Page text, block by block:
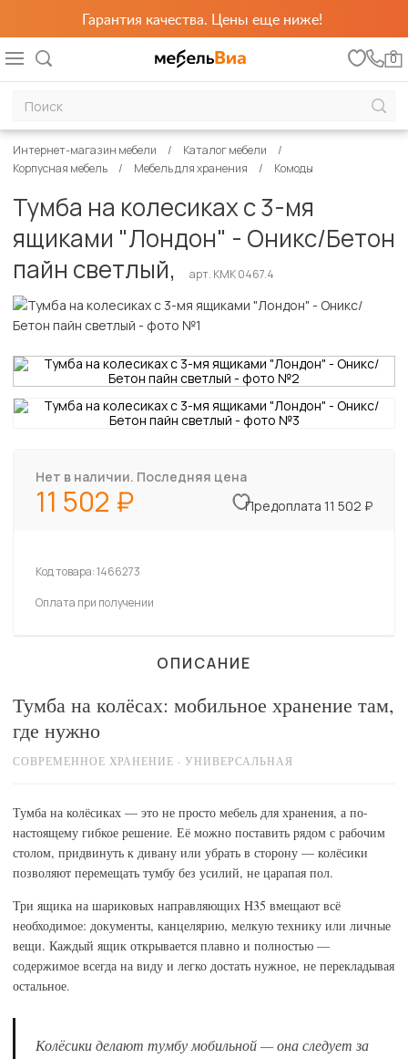
Гарантия качества. Цены еще ниже!
0
Интернет-магазин мебели
Каталог мебели
Корпусная мебель
Мебель для хранения Комоды
Тумба на колесиках с 3-мя
ящиками "Лондон" - Оникс/Бетон
пайн светлый,
арт. КМК 0467.4
Нет в наличии. Последняя цена
11 502 Предоплата 11 502 ₽
Код товара:1466273
Оплата при получении
ОПИСАНИЕ
Тумба на колёсах: мобильное хранение там,
где нужно
СОВРЕМЕННОЕ ХРАНЕНИЕ · УНИВЕРСАЛЬНАЯ
Тумба на колёсиках — это не просто мебель для хранения, а по-
настоящему гибкое решение. Её можно поставить рядом с рабочим
столом, придвинуть к дивану или убрать в сторону — колёсики
позволяют перемещать тумбу без усилий, не царапая пол.
Три ящика на шариковых направляющих H35 вмещают всё
необходимое: документы, канцелярию, мелкую технику или личные
вещи. Каждый ящик открывается плавно и полностью —
содержимое всегда на виду и легко достать нужное, не перекладывая
остальное.
Колёсики делают тумбу мобильной — она следует за